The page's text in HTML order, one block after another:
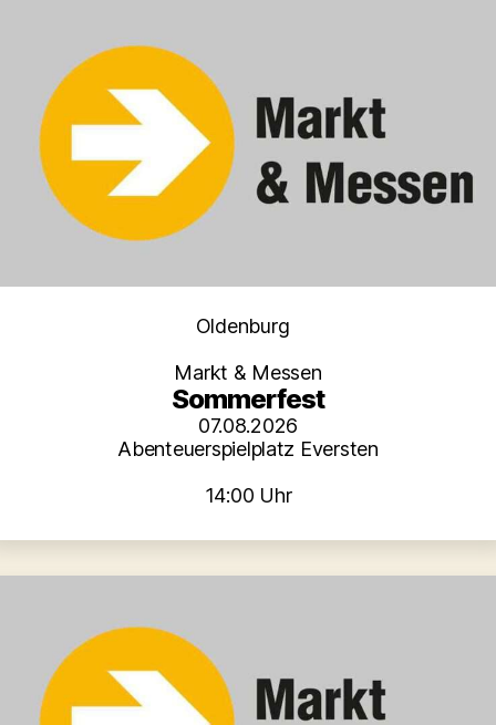
Kategorien
Oldenburg
Markt & Messen
Sommerfest
07.08.2026
Abenteuerspielplatz Eversten
14:00 Uhr